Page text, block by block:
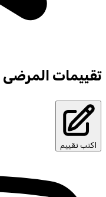
تقييمات المرضى
اكتب تقييم